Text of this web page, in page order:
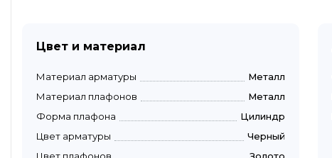
Цвет и материал
Материал арматуры
Металл
Материал плафонов
Металл
Форма плафона
Цилиндр
Цвет арматуры
Черный
Цвет плафонов
Золото